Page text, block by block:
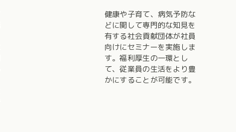
健康や子育て、病気予防な
どに関して専門的な知見を
有する社会貢献団体が社員
向けにセミナーを実施しま
す。福利厚生の一環とし
て、従業員の生活をより豊
かにすることが可能です。